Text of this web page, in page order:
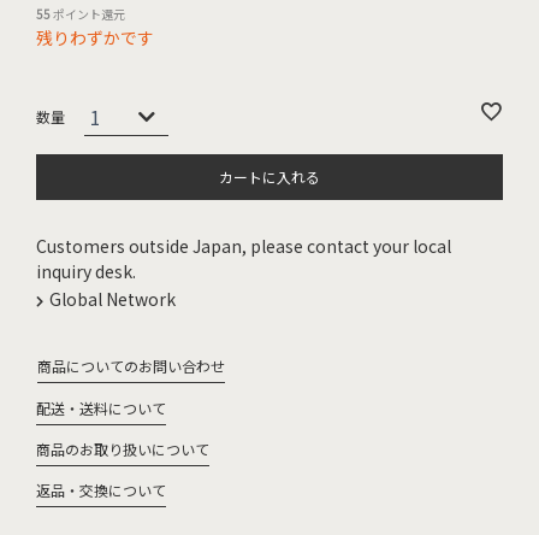
55ポイント還元
残りわずかです
カートに入れる
Customers outside Japan, please contact your local
inquiry desk.
Global Network
商品についてのお問い合わせ
配送・送料について
商品のお取り扱いについて
返品・交換について